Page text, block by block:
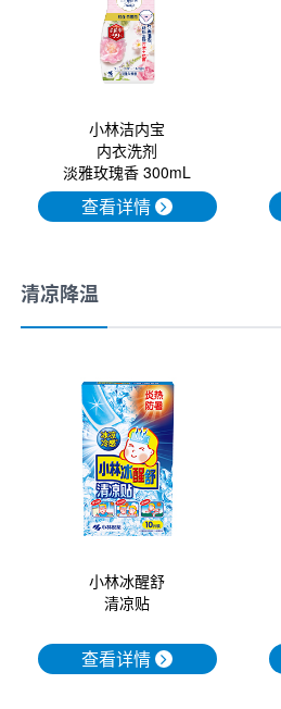
小林洁内宝
内衣洗剂
淡雅玫瑰香 300mL
查看详情
清凉降温
小林冰醒舒
清凉贴
查看详情